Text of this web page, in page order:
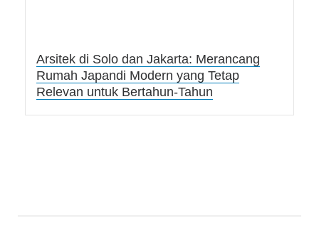
Arsitek di Solo dan Jakarta: Merancang
Rumah Japandi Modern yang Tetap
Relevan untuk Bertahun-Tahun